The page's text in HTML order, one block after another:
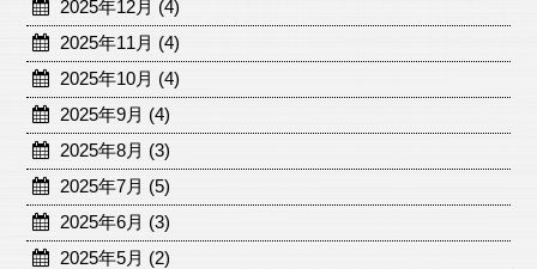
2025年12月 (4)
2025年11月 (4)
2025年10月 (4)
2025年9月 (4)
2025年8月 (3)
2025年7月 (5)
2025年6月 (3)
2025年5月 (2)